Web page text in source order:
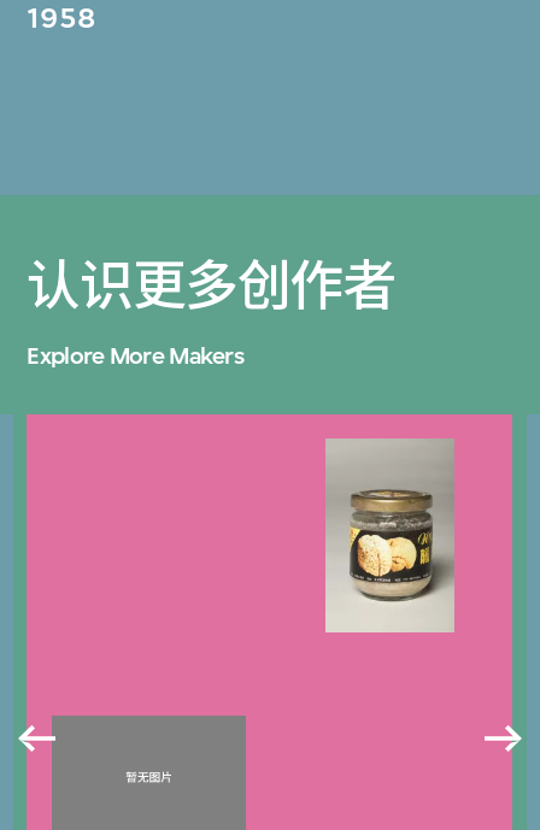
1958
认识更多创作者
Explore More Makers